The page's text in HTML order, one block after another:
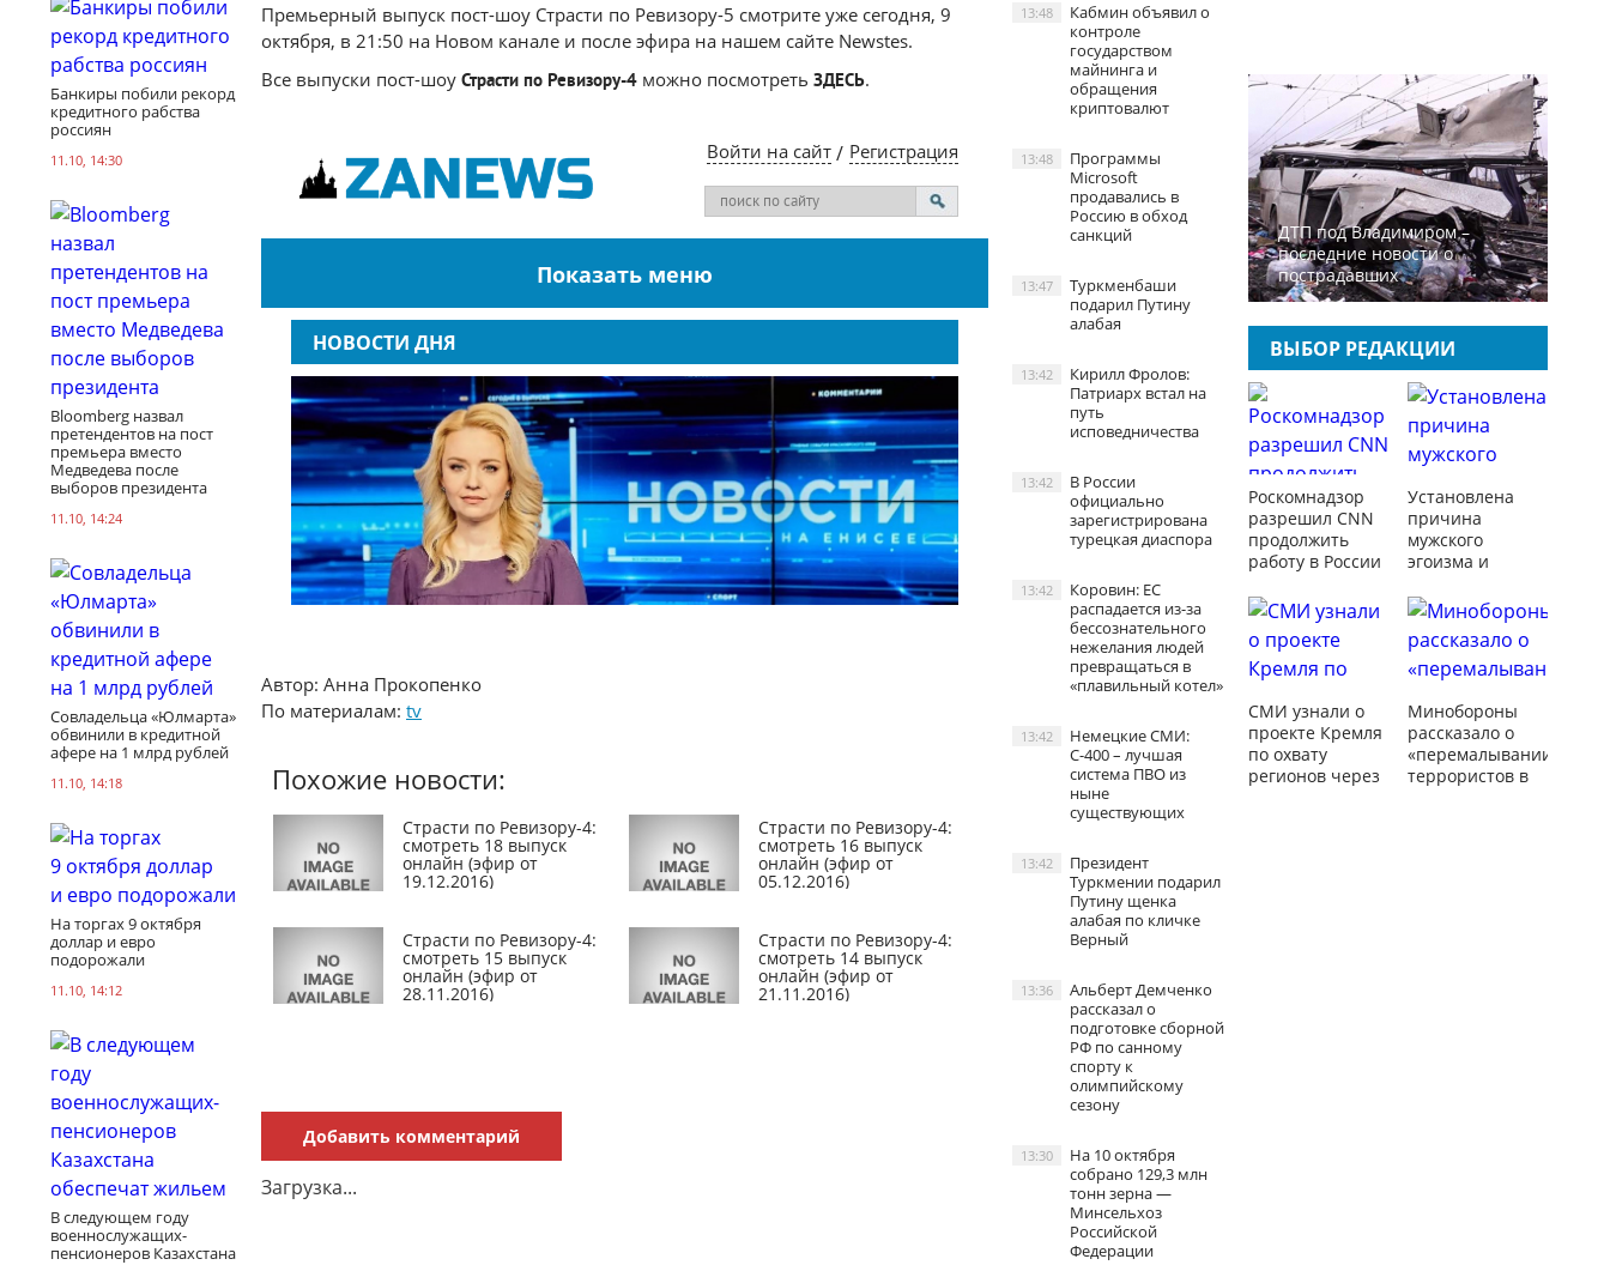
Банкиры побили рекорд
кредитного рабства
россиян
11.10, 14:30
Bloomberg назвал
претендентов на пост
премьера вместо
Медведева после
выборов президента
11.10, 14:24
Совладельца «Юлмарта»
обвинили в кредитной
афере на 1 млрд рублей
11.10, 14:18
На торгах 9 октября
доллар и евро
подорожали
11.10, 14:12
В следующем году
военнослужащих-
пенсионеров Казахстана
Премьерный выпуск пост-шоу Страсти по Ревизору-5 смотрите уже сегодня, 9
октября, в 21:50 на Новом канале и после эфира на нашем сайте Newstes.
Все выпуски пост-шоу Страсти по Ревизору-4 можно посмотреть ЗДЕСЬ.
Автор: Анна Прокопенко
По материалам: tv
Похожие новости:
Страсти по Ревизору-4:
смотреть 18 выпуск
онлайн (эфир от
19.12.2016)
Страсти по Ревизору-4:
смотреть 16 выпуск
онлайн (эфир от
05.12.2016)
Страсти по Ревизору-4:
смотреть 15 выпуск
онлайн (эфир от
28.11.2016)
Страсти по Ревизору-4:
смотреть 14 выпуск
онлайн (эфир от
21.11.2016)
Добавить комментарий
Загрузка...
Кабмин объявил о
контроле
государством
майнинга и
обращения
криптовалют
13:48
Программы
Microsoft
продавались в
Россию в обход
санкций
13:48
Туркменбаши
подарил Путину
алабая
13:47
Кирилл Фролов:
Патриарх встал на
путь
исповедничества
13:42
В России
официально
зарегистрирована
турецкая диаспора
13:42
Коровин: ЕС
распадается из-за
бессознательного
нежелания людей
превращаться в
«плавильный котел»
13:42
Немецкие СМИ:
С-400 – лучшая
система ПВО из
ныне
существующих
13:42
Президент
Туркмении подарил
Путину щенка
алабая по кличке
Верный
13:42
Альберт Демченко
рассказал о
подготовке сборной
РФ по санному
спорту к
олимпийскому
сезону
13:36
На 10 октября
собрано 129,3 млн
тонн зерна —
Минсельхоз
Российской
Федерации
13:30
ДТП под Владимиром –
последние новости о
пострадавших
ВЫБОР РЕДАКЦИИ
Роскомнадзор
разрешил CNN
продолжить
работу в России
Установлена
причина
мужского
эгоизма и
щедрости
СМИ узнали о
проекте Кремля
по охвату
регионов через
Минобороны
рассказало о
«перемалывании»
террористов в